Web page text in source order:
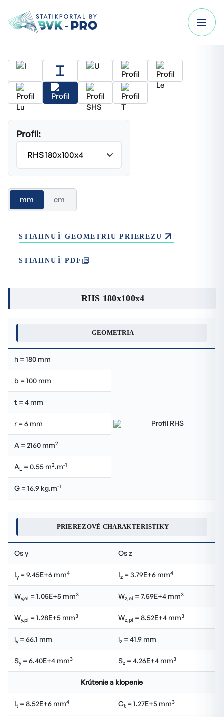
Profil:
mm cm
STIAHNUŤ GEOMETRIU PRIEREZU
STIAHNUŤ PDF
RHS 180x100x4
GEOMETRIA
h = 180 mm
b = 100 mm
t = 4 mm
r = 6 mm
A = 2160 mm2
AL = 0.55 m2.m-1
G = 16.9 kg.m-1
PRIEREZOVÉ CHARAKTERISTIKY
Os y Os z
Iy= 9.45E+6 mm4 Iz = 3.79E+6 mm4
Wy,el = 1.05E+5 mm3 Wz,el = 7.59E+4 mm3
Wy,pl = 1.28E+5 mm3 Wz,pl = 8.52E+4 mm3
iy= 66.1 mm iz = 41.9 mm
Sy= 6.40E+4 mm3 Sz = 4.26E+4 mm3
Krútenie a klopenie
It = 8.52E+6 mm4 Ct = 1.27E+5 mm3